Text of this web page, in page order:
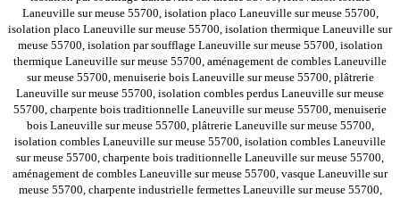
Laneuville sur meuse 55700, isolation placo Laneuville sur meuse 55700,
isolation placo Laneuville sur meuse 55700, isolation thermique Laneuville sur
meuse 55700, isolation par soufflage Laneuville sur meuse 55700, isolation
thermique Laneuville sur meuse 55700, aménagement de combles Laneuville
sur meuse 55700, menuiserie bois Laneuville sur meuse 55700, plâtrerie
Laneuville sur meuse 55700, isolation combles perdus Laneuville sur meuse
55700, charpente bois traditionnelle Laneuville sur meuse 55700, menuiserie
bois Laneuville sur meuse 55700, plâtrerie Laneuville sur meuse 55700,
isolation combles Laneuville sur meuse 55700, isolation combles Laneuville
sur meuse 55700, charpente bois traditionnelle Laneuville sur meuse 55700,
aménagement de combles Laneuville sur meuse 55700, vasque Laneuville sur
meuse 55700, charpente industrielle fermettes Laneuville sur meuse 55700,